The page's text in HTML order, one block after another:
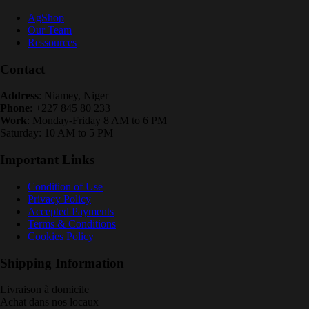
AgShop
Our Team
Ressources
Contact
Address: Niamey, Niger
Phone: +227 845 80 233
Work: Monday-Friday 8 AM to 6 PM
Saturday: 10 AM to 5 PM
Important Links
Condition of Use
Privacy Policy
Accepted Payments
Terms & Conditions
Cookies Policy
Shipping Information
Livraison à domicile
Achat dans nos locaux